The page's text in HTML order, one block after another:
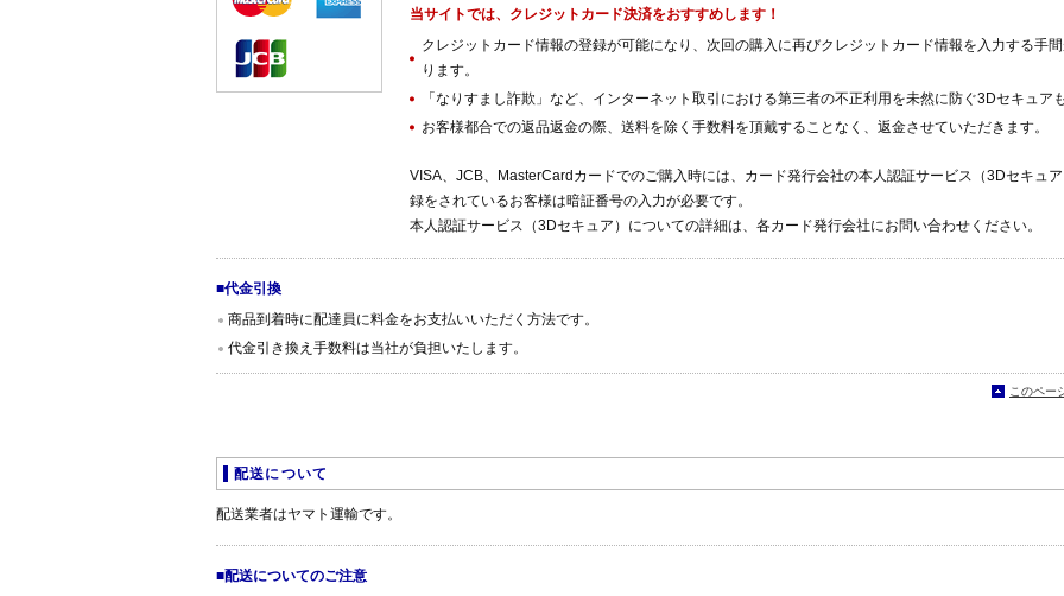
当サイトでは、クレジットカード決済をおすすめします！
クレジットカード情報の登録が可能になり、次回の購入に再びクレジットカード情報を入力する手
ります。
「なりすまし詐欺」など、インターネット取引における第三者の不正利用を未然に防ぐ3Dセキュアも
お客様都合での返品返金の際、送料を除く手数料を頂戴することなく、返金させていただきます。
VISA、JCB、MasterCardカードでのご購入時には、カード発行会社の本人認証サービス（3Dセキュ
録をされているお客様は暗証番号の入力が必要です。
本人認証サービス（3Dセキュア）についての詳細は、各カード発行会社にお問い合わせください。
■代金引換
商品到着時に配達員に料金をお支払いいただく方法です。
代金引き換え手数料は当社が負担いたします。
このペー
配送について
配送業者はヤマト運輸です。
■配送についてのご注意